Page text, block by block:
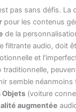
pas sans défis. La
pour les contenus
de la
filtrante audio, doit
et
traditionnelle,
semble néanmoins
Objets (voiture
augmentée